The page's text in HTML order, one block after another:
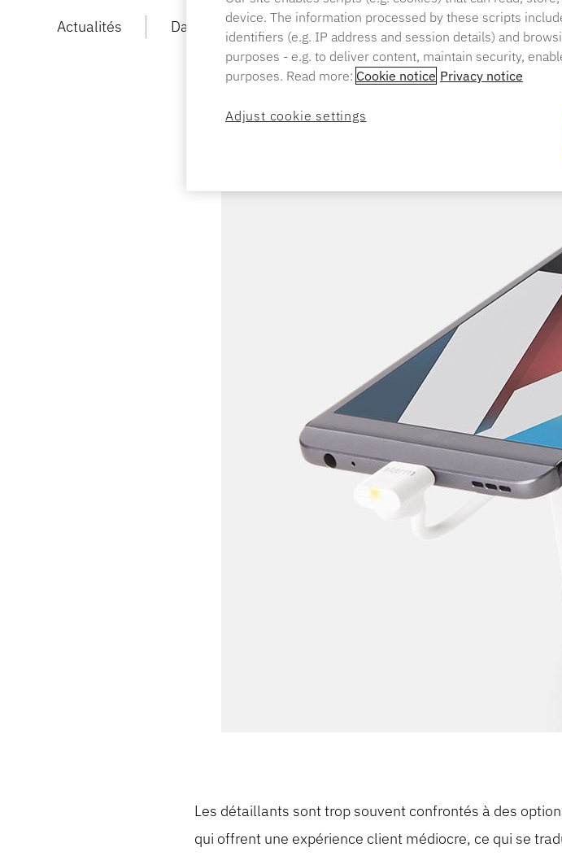
Actualités Date : 23 MAI 2017 Temps de lecture : 1 minute
Les détaillants sont trop souvent confrontés à des
qui offrent une expérience client médiocre, ce qui se
device. The information processed by these scripts
identifiers (e.g. IP address and session details) and
purposes - e.g. to deliver content, maintain security,
purposes. Read more: Cookie notice Privacy notice
Adjust cookie settings